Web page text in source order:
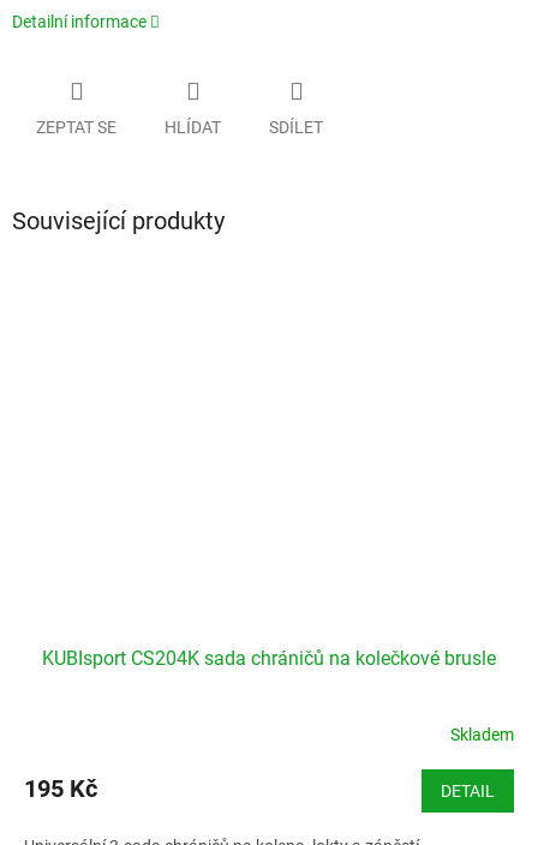
Detailní informace
ZEPTAT SE HLÍDAT SDÍLET
Související produkty
KUBIsport CS204K sada chráničů na kolečkové brusle
Skladem
195 Kč DETAIL